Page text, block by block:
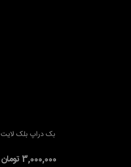
افزودن به سبد خریدبک دراپ بلک لایت
3,000,000 تومان